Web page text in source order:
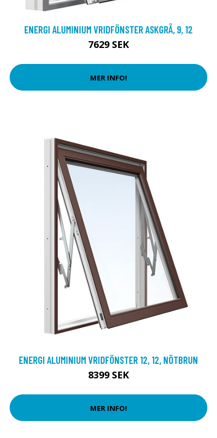
ENERGI ALUMINIUM VRIDFÖNSTER ASKGRÅ, 9, 12
7629 SEK
MER INFO!
ENERGI ALUMINIUM VRIDFÖNSTER 12, 12, NÖTBRUN
8399 SEK
MER INFO!